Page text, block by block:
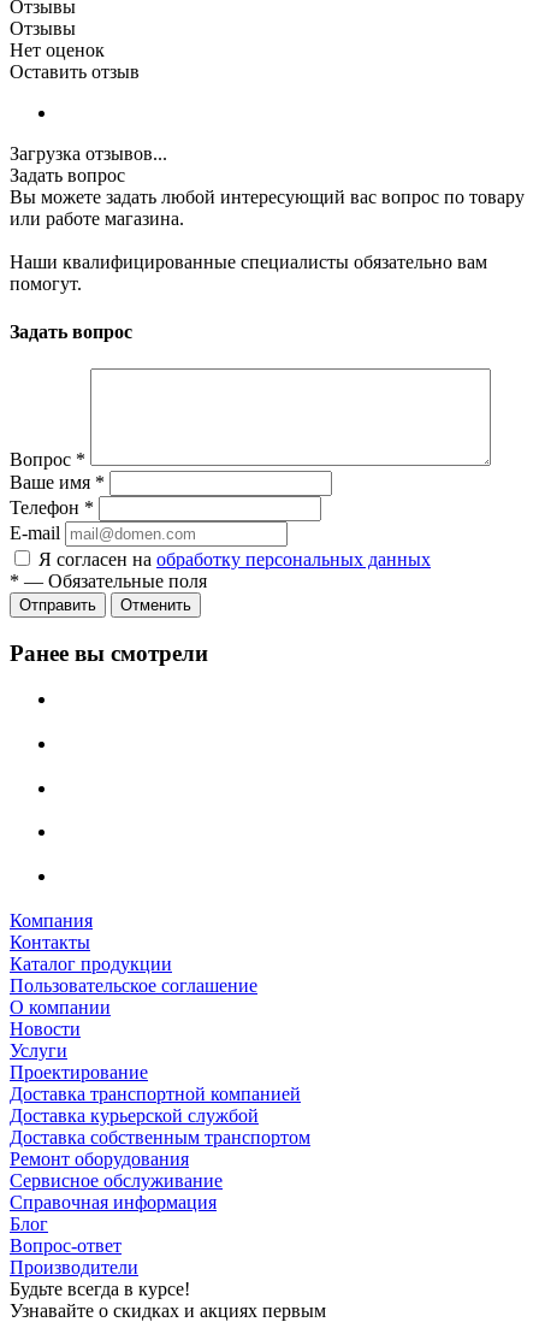
Отзывы
Отзывы
Нет оценок
Оставить отзыв
Загрузка отзывов...
Задать вопрос
Вы можете задать любой интересующий вас вопрос по товару
или работе магазина.
Наши квалифицированные специалисты обязательно вам
помогут.
Задать вопрос
Вопрос *
Ваше имя *
Телефон *
E-mail
Я согласен на обработку персональных данных
* — Обязательные поля
Отменить
Ранее вы смотрели
Компания
Контакты
Каталог продукции
Пользовательское соглашение
О компании
Новости
Услуги
Проектирование
Доставка транспортной компанией
Доставка курьерской службой
Доставка собственным транспортом
Ремонт оборудования
Сервисное обслуживание
Справочная информация
Блог
Вопрос-ответ
Производители
Будьте всегда в курсе!
Узнавайте о скидках и акциях первым